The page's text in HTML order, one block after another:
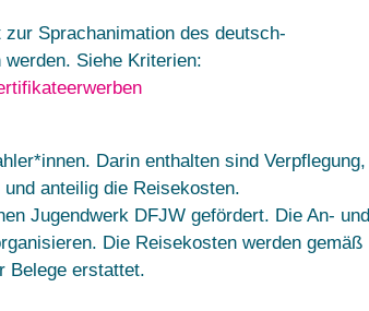
Sprachanimation des deutsch-
Siehe Kriterien:
Darin enthalten sind Verpflegung,
anteilig die Reisekosten.
Jugendwerk DFJW gefördert. Die An- und
Die Reisekosten werden gemäß
Belege erstattet.